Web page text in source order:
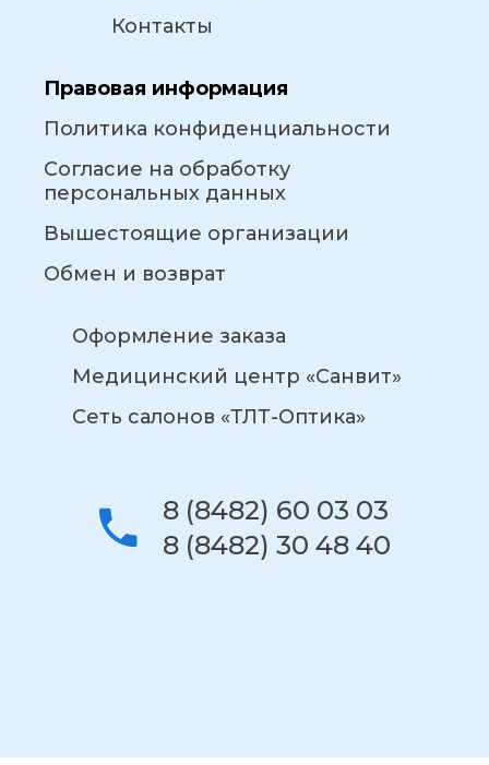
Контакты
Правовая информация
Политика конфиденциальности
Согласие на обработку
персональных данных
Вышестоящие организации
Обмен и возврат
Оформление заказа
Медицинский центр «Санвит»
Сеть салонов «ТЛТ-Оптика»
8 (8482) 60 03 03
8 (8482) 30 48 40